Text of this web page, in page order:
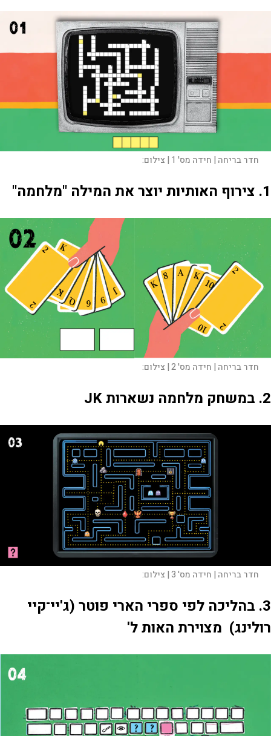
חדר בריחה | חידה מס' 1 | צילום:
1. צירוף האותיות יוצר את המילה "מלחמה"
חדר בריחה | חידה מס' 2 | צילום:
2. במשחק מלחמה נשארות JK
חדר בריחה | חידה מס' 3 | צילום:
3. בהליכה לפי ספרי הארי פוטר (ג'יי־קיי
רולינג) מצוירת האות ל'